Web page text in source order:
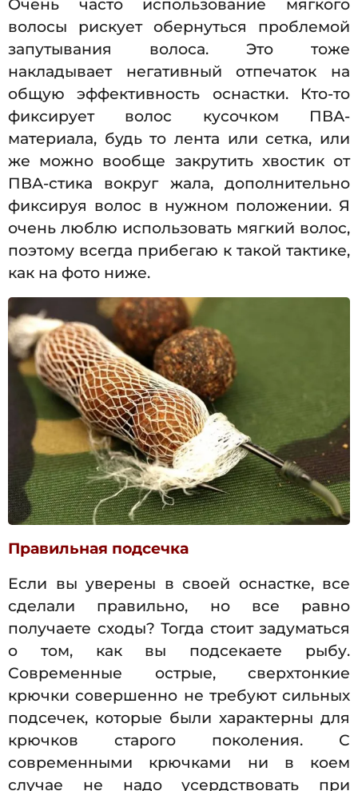
Очень часто использование мягкого
волосы рискует обернуться проблемой
запутывания волоса. Это тоже
накладывает негативный отпечаток на
общую эффективность оснастки. Кто-то
фиксирует волос кусочком ПВА-
материала, будь то лента или сетка, или
же можно вообще закрутить хвостик от
ПВА-стика вокруг жала, дополнительно
фиксируя волос в нужном положении. Я
очень люблю использовать мягкий волос,
поэтому всегда прибегаю к такой тактике,
как на фото ниже.
Правильная подсечка
Если вы уверены в своей оснастке, все
сделали правильно, но все равно
получаете сходы? Тогда стоит задуматься
о том, как вы подсекаете рыбу.
Современные острые, сверхтонкие
крючки совершенно не требуют сильных
подсечек, которые были характерны для
крючков старого поколения. С
современными крючками ни в коем
случае не надо усердствовать при